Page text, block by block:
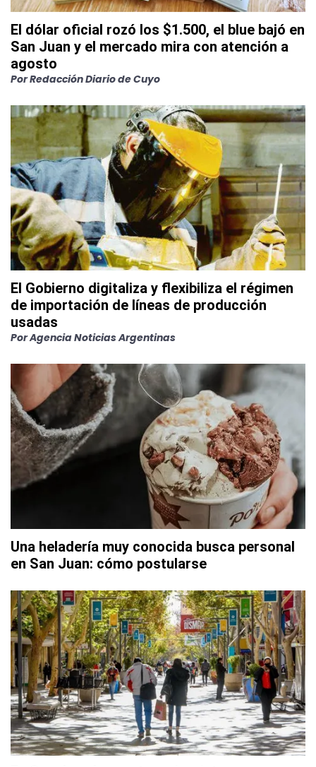
El dólar oficial rozó los $1.500, el blue bajó en
San Juan y el mercado mira con atención a
agosto
PorRedacción Diario de Cuyo
El Gobierno digitaliza y flexibiliza el régimen
de importación de líneas de producción
usadas
PorAgencia Noticias Argentinas
Una heladería muy conocida busca personal
en San Juan: cómo postularse